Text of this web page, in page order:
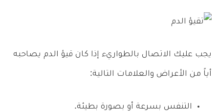
يجب عليك الاتصال بالطواريء إذا كان قيؤ الدم يصاحبه
أياً من الأعراض والعلامات التالية:
التنفس بسرعة أو بصورة بطيئة.